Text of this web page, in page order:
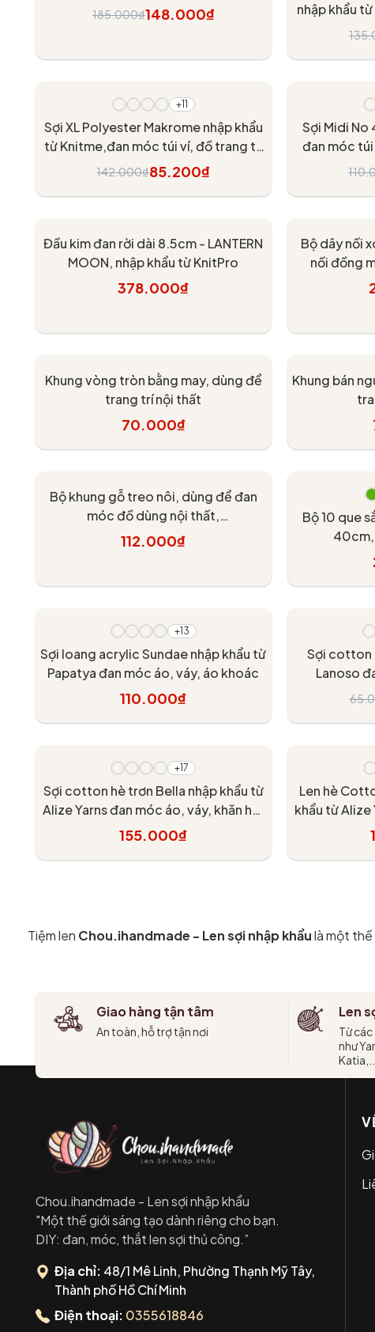
185.000₫148.000₫
nhập khẩu
xách, nón,
+11
Sợi XL Polyester Makrome nhập khẩu
từ Knitme,đan móc túi ví, đồ trang trí
nội thất
142.000₫85.200₫
Sợi Midi No
đan móc
Đầu kim đan rời dài 8.5cm - LANTERN
MOON, nhập khẩu từ KnitPro
378.000₫
Bộ dây nối
nối đồng
CORD -
Khung vòng tròn bằng may, dùng để
trang trí nội thất
70.000₫
Khung bán
Bộ khung gỗ treo nôi, dùng để đan
móc đồ dùng nội thất,
Chouihandmade
112.000₫
Bộ 10 que
40cm,
+13
Sợi loang acrylic Sundae nhập khẩu từ
Papatya đan móc áo, váy, áo khoác
110.000₫
Sợi cotton
Lanoso
+17
Sợi cotton hè trơn Bella nhập khẩu từ
Alize Yarns đan móc áo, váy, khăn hè,
mềm mại và mát
155.000₫
Len hè
khẩu từ Alize
Tiệm len Chou.ihandmade - Len sợi nhập khẩulà một thế
Giao hàng tận tâm
An toàn, hỗ trợ tận nơi
Len
Từ
như
Katia,...
Chou.ihandmade - Len sợi nhập khẩu
"Một thế giới sáng tạo dành riêng cho bạn.
DIY: đan, móc, thắt len sợi thủ công.”
Địa chỉ: 48/1 Mê Linh, Phường Thạnh Mỹ Tây,
Thành phố Hồ Chí Minh
Điện thoại: 0355618846